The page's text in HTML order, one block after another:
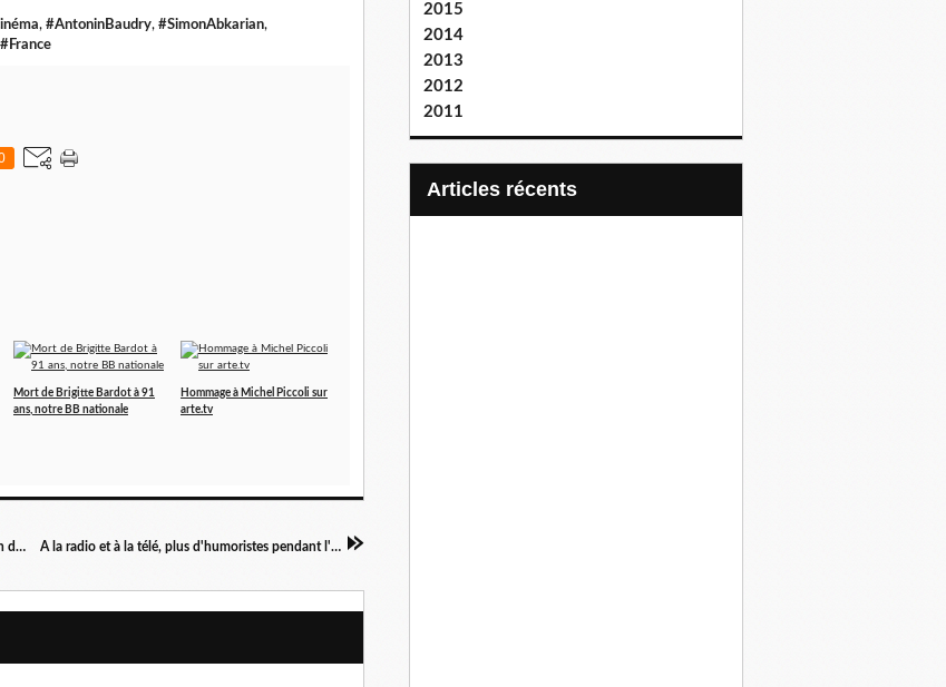
, #AntoninBaudry, #SimonAbkarian,
#France
Mort de Brigitte Bardot à 91
ans, notre BB nationale
Hommage à Michel Piccoli sur
arte.tv
Fracture du PS en Meurthe-et-Moselle sur la loi sur la fin de vie A la radio et à la télé, plus d'humoristes pendant l'été !
2015
2014
2013
2012
2011
articles récents